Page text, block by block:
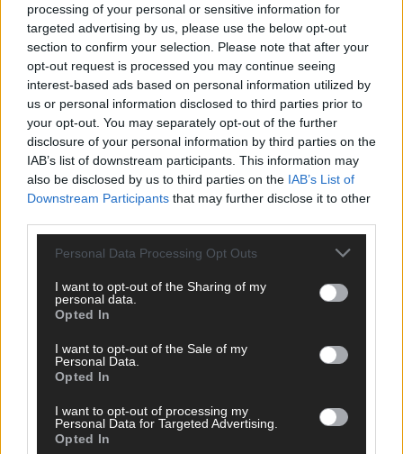
processing of your personal or sensitive information for
targeted advertising by us, please use the below opt-out
section to confirm your selection. Please note that after your
opt-out request is processed you may continue seeing
interest-based ads based on personal information utilized by
us or personal information disclosed to third parties prior to
your opt-out. You may separately opt-out of the further
disclosure of your personal information by third parties on the
IAB’s list of downstream participants. This information may
also be disclosed by us to third parties on the IAB’s List of
Downstream Participants that may further disclose it to other
Personal Data Processing Opt Outs
I want to opt-out of the Sharing of my
personal data.
Opted In
I want to opt-out of the Sale of my
Personal Data.
Opted In
I want to opt-out of processing my
Personal Data for Targeted Advertising.
Opted In
SCHNELL ZUM RESSORT
Wirtschaft
Wissen
Kommentar